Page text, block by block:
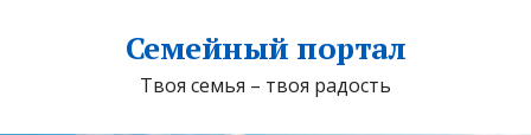
Семейный портал
Твоя семья – твоя радость